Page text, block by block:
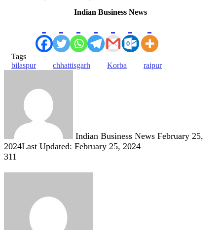
Indian Business News
Tags
bilaspur
chhattisgarh Korba raipur
Indian Business News February 25,
2024Last Updated: February 25, 2024
311